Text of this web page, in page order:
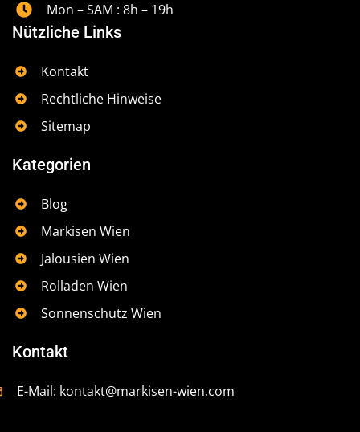
Mon – SAM : 8h – 19h
Nützliche Links
Kontakt
Rechtliche Hinweise
Sitemap
Kategorien
Blog
Markisen Wien
Jalousien Wien
Rolladen Wien
Sonnenschutz Wien
Kontakt
E-Mail: kontakt@markisen-wien.com